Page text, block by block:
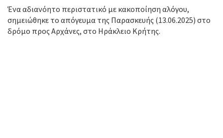
Ένα αδιανόητο περιστατικό με κακοποίηση αλόγου,
σημειώθηκε το απόγευμα της Παρασκευής (13.06.2025) στο
δρόμο προς Αρχάνες, στο Ηράκλειο Κρήτης.